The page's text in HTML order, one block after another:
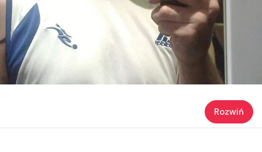
Rozwiń